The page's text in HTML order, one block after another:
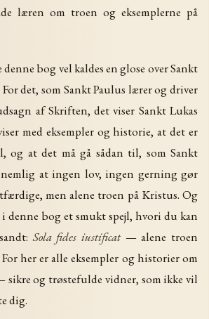
læren om troen og eksemplerne på
bog vel kaldes en glose over Sankt
For det, som Sankt Paulus lærer og driver
af Skriften, det viser Sankt Lukas
med eksempler og historie, at det er
og at det må gå sådan til, som Sankt
at ingen lov, ingen gerning gør
men alene troen på Kristus. Og
denne bog et smukt spejl, hvori du kan
Sola fides iustificat— alene troen
her er alle eksempler og historier om
sikre og trøstefulde vidner, som ikke vil
dig.